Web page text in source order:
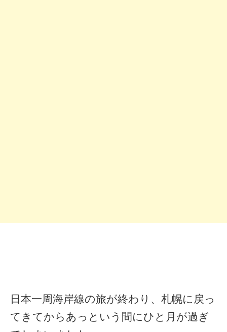
日本一周海岸線の旅が終わり、札幌に戻っ
てきてからあっという間にひと月が過ぎ